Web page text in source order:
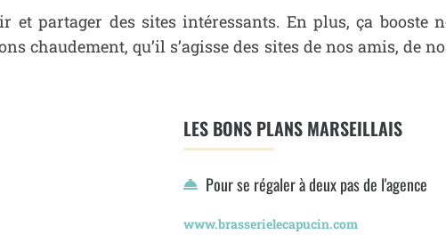
et partager des sites intéressants. En plus, ça booste
chaudement, qu’il s’agisse des sites de nos amis, de
LES BONS PLANS MARSEILLAIS
Pour se régaler à deux pas de l'agence
www.brasserielecapucin.com